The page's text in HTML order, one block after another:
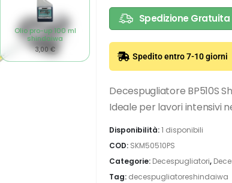
Olio pro-up 100 ml
shindaiwa
3,00€
Spedizione Gratuita
Spedito entro 7-10 giorni
Decespugliatore BP510S
Ideale per lavori intensivi
Disponibilità:1 disponibili
COD: SKM50510PS
Categorie: Decespugliatori,
Tag: decespugliatoreshindaiwa